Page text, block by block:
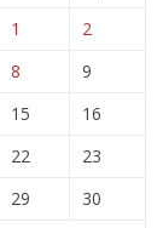
1
2
8
9
15
16
22
23
29
30